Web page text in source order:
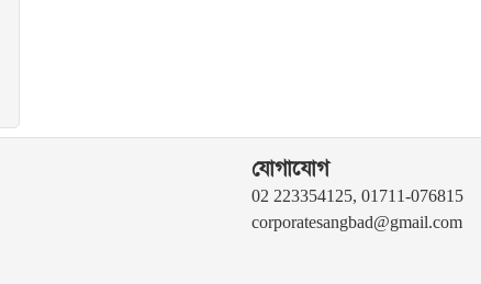
যোগাযোগ
02 223354125, 01711-076815
corporatesangbad@gmail.com